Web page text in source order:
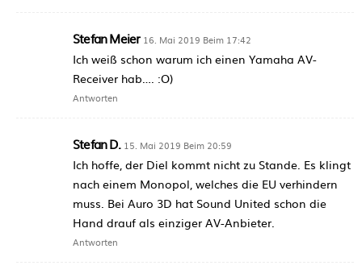
Stefan Meier 16. Mai 2019 Beim 17:42
Ich weiß schon warum ich einen Yamaha AV-
Receiver hab…. :O)
Antworten
Stefan D. 15. Mai 2019 Beim 20:59
Ich hoffe, der Diel kommt nicht zu Stande. Es klingt
nach einem Monopol, welches die EU verhindern
muss. Bei Auro 3D hat Sound United schon die
Hand drauf als einziger AV-Anbieter.
Antworten